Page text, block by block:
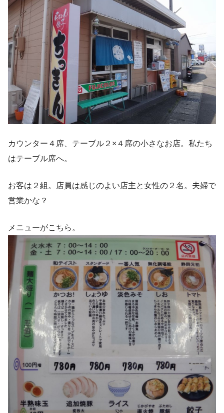
カウンター４席、テーブル２×４席の小さなお店。私たち
はテーブル席へ。
お客は２組。店員は感じのよい店主と女性の２名。夫婦で
営業かな？
メニューがこちら。